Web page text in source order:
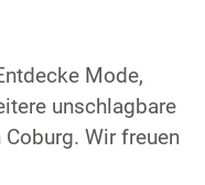
Mode,
unschlagbare
Wir freuen